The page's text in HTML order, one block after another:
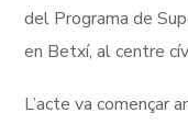
del Programa de
en Betxí, al centre
L’acte va començar